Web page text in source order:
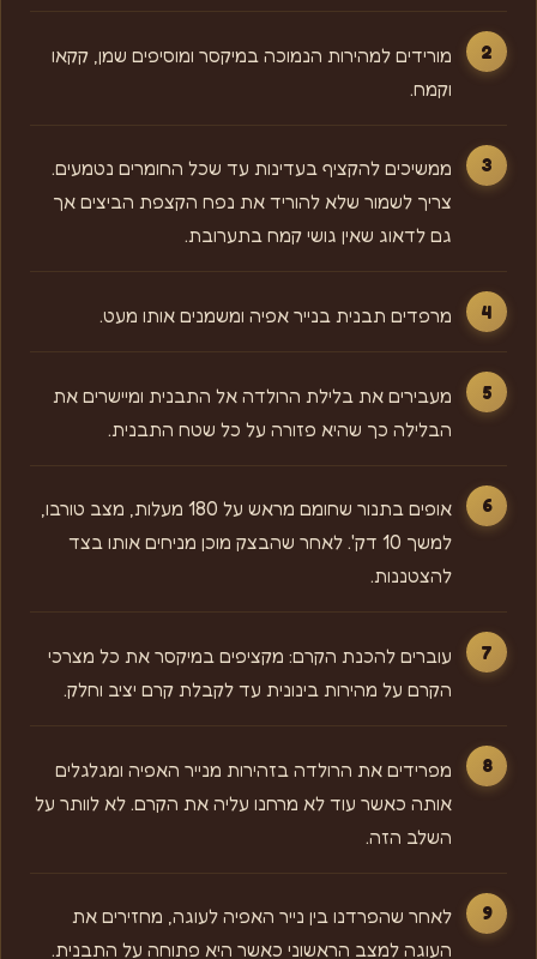
מורידים למהירות הנמוכה במיקסר ומוסיפים שמן, קקאו
וקמח.
ממשיכים להקציף בעדינות עד שכל החומרים נטמעים.
צריך לשמור שלא להוריד את נפח הקצפת הביצים אך
גם לדאוג שאין גושי קמח בתערובת.
מרפדים תבנית בנייר אפיה ומשמנים אותו מעט.
מעבירים את בלילת הרולדה אל התבנית ומיישרים את
הבלילה כך שהיא פזורה על כל שטח התבנית.
אופים בתנור שחומם מראש על 180 מעלות, מצב טורבו,
למשך 10 דק'. לאחר שהבצק מוכן מניחים אותו בצד
להצטננות.
עוברים להכנת הקרם: מקציפים במיקסר את כל מצרכי
הקרם על מהירות בינונית עד לקבלת קרם יציב וחלק.
מפרידים את הרולדה בזהירות מנייר האפיה ומגלגלים
אותה כאשר עוד לא מרחנו עליה את הקרם. לא לוותר על
השלב הזה.
לאחר שהפרדנו בין נייר האפיה לעוגה, מחזירים את
העוגה למצב הראשוני כאשר היא פתוחה על התבנית.